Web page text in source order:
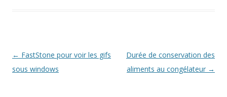
Navigation
des
← FastStone pour voir les gifs
sous windows
Durée de conservation des
aliments au congélateur →